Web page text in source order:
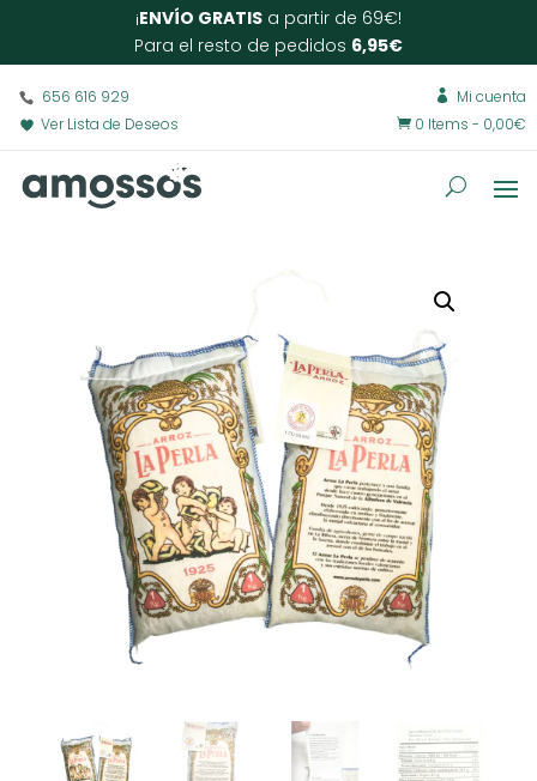
¡ENVÍO GRATIS a partir de 69€!
Para el resto de pedidos 6,95€
656 616 929
Ver Lista de Deseos
 Mi cuenta
 0 Items - 0,00€